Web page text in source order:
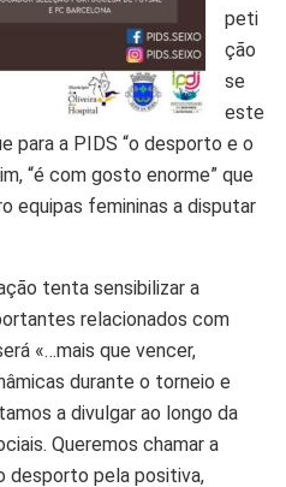
peti
ção
se
este
para a PIDS “o desporto e o
“é com gosto enorme” que
equipas femininas a disputar
tenta sensibilizar a
relacionados com
«…mais que vencer,
durante o torneio e
a divulgar ao longo da
Queremos chamar a
desporto pela positiva,